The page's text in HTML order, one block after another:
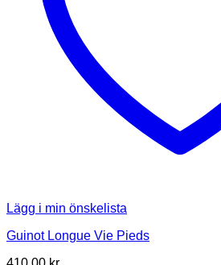
Lägg i min önskelista
Guinot Longue Vie Pieds